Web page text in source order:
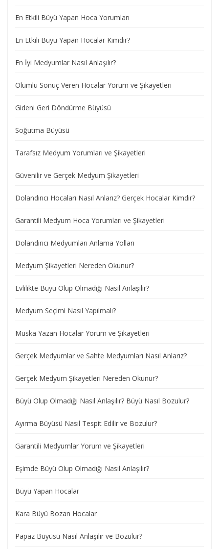
En Etkili Büyü Yapan Hoca Yorumları
En Etkili Büyü Yapan Hocalar Kimdir?
En İyi Medyumlar Nasıl Anlaşılır?
Olumlu Sonuç Veren Hocalar Yorum ve Şikayetleri
Gideni Geri Döndürme Büyüsü
Soğutma Büyüsü
Tarafsız Medyum Yorumları ve Şikayetleri
Güvenilir ve Gerçek Medyum Şikayetleri
Dolandırıcı Hocaları Nasıl Anlarız? Gerçek Hocalar Kimdir?
Garantili Medyum Hoca Yorumları ve Şikayetleri
Dolandırıcı Medyumları Anlama Yolları
Medyum Şikayetleri Nereden Okunur?
Evlilikte Büyü Olup Olmadığı Nasıl Anlaşılır?
Medyum Seçimi Nasıl Yapılmalı?
Muska Yazan Hocalar Yorum ve Şikayetleri
Gerçek Medyumlar ve Sahte Medyumları Nasıl Anlarız?
Gerçek Medyum Şikayetleri Nereden Okunur?
Büyü Olup Olmadığı Nasıl Anlaşılır? Büyü Nasıl Bozulur?
Ayırma Büyüsü Nasıl Tespit Edilir ve Bozulur?
Garantili Medyumlar Yorum ve Şikayetleri
Eşimde Büyü Olup Olmadığı Nasıl Anlaşılır?
Büyü Yapan Hocalar
Kara Büyü Bozan Hocalar
Papaz Büyüsü Nasıl Anlaşılır ve Bozulur?